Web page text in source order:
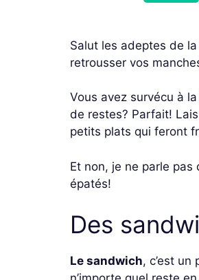
Salut les adeptes de
retrousser vos
Vous avez survécu à
de restes? Parfait!
petits plats qui feront
Et non, je ne parle
épatés!
Des
Le sandwich, c’est